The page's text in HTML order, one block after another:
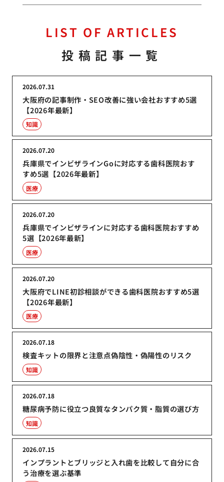
LIST OF ARTICLES
投稿記事一覧
大阪府の記事制作・SEO改善に強い会社おすすめ5選
【2026年最新】
2026.07.31
知識
兵庫県でインビザラインGoに対応する歯科医院おす
すめ5選【2026年最新】
2026.07.20
医療
兵庫県でインビザラインに対応する歯科医院おすすめ
5選【2026年最新】
2026.07.20
医療
大阪府でLINE初診相談ができる歯科医院おすすめ5選
【2026年最新】
2026.07.20
医療
検査キットの限界と注意点偽陰性・偽陽性のリスク
2026.07.18
知識
糖尿病予防に役立つ良質なタンパク質・脂質の選び方
2026.07.18
知識
インプラントとブリッジと入れ歯を比較して自分に合
う治療を選ぶ基準
2026.07.15